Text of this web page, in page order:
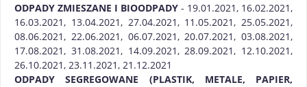
ODPADY ZMIESZANE I BIOODPADY - 19.01.2021, 16.02.2021,
16.03.2021, 13.04.2021, 27.04.2021, 11.05.2021, 25.05.2021,
08.06.2021, 22.06.2021, 06.07.2021, 20.07.2021, 03.08.2021,
17.08.2021, 31.08.2021, 14.09.2021, 28.09.2021, 12.10.2021,
26.10.2021, 23.11.2021, 21.12.2021
ODPADY SEGREGOWANE (PLASTIK, METALE, PAPIER,